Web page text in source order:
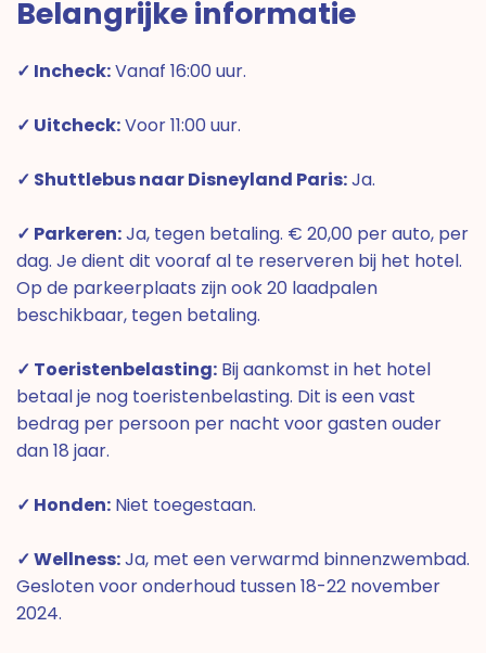
Belangrijke informatie
✓ Incheck:Vanaf 16:00 uur.
✓ Uitcheck:Voor 11:00 uur.
✓ Shuttlebus naar Disneyland Paris:Ja.
✓ Parkeren:Ja, tegen betaling. € 20,00 per auto, per
dag. Je dient dit vooraf al te reserveren bij het hotel.
Op de parkeerplaats zijn ook 20 laadpalen
beschikbaar, tegen betaling.
✓ Toeristenbelasting: Bij aankomst in het hotel
betaal je nog toeristenbelasting. Dit is een vast
bedrag per persoon per nacht voor gasten ouder
dan 18 jaar.
✓ Honden: Niet toegestaan.
✓ Wellness:Ja, met een verwarmd binnenzwembad.
Gesloten voor onderhoud tussen 18-22 november
2024.